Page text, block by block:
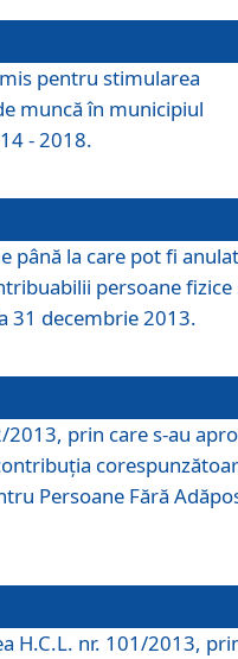
pentru stimularea
muncă în municipiul
- 2018.
până la care pot fi
persoane fizice
31 decembrie 2013.
2013, prin care s-au
Persoane Fără
H.C.L. nr. 101/2013,